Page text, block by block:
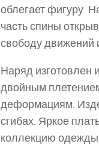
облегает фигуру.
часть спины
свободу движений
Наряд изготовлен
двойным
деформациям.
сгибах. Яркое
коллекцию